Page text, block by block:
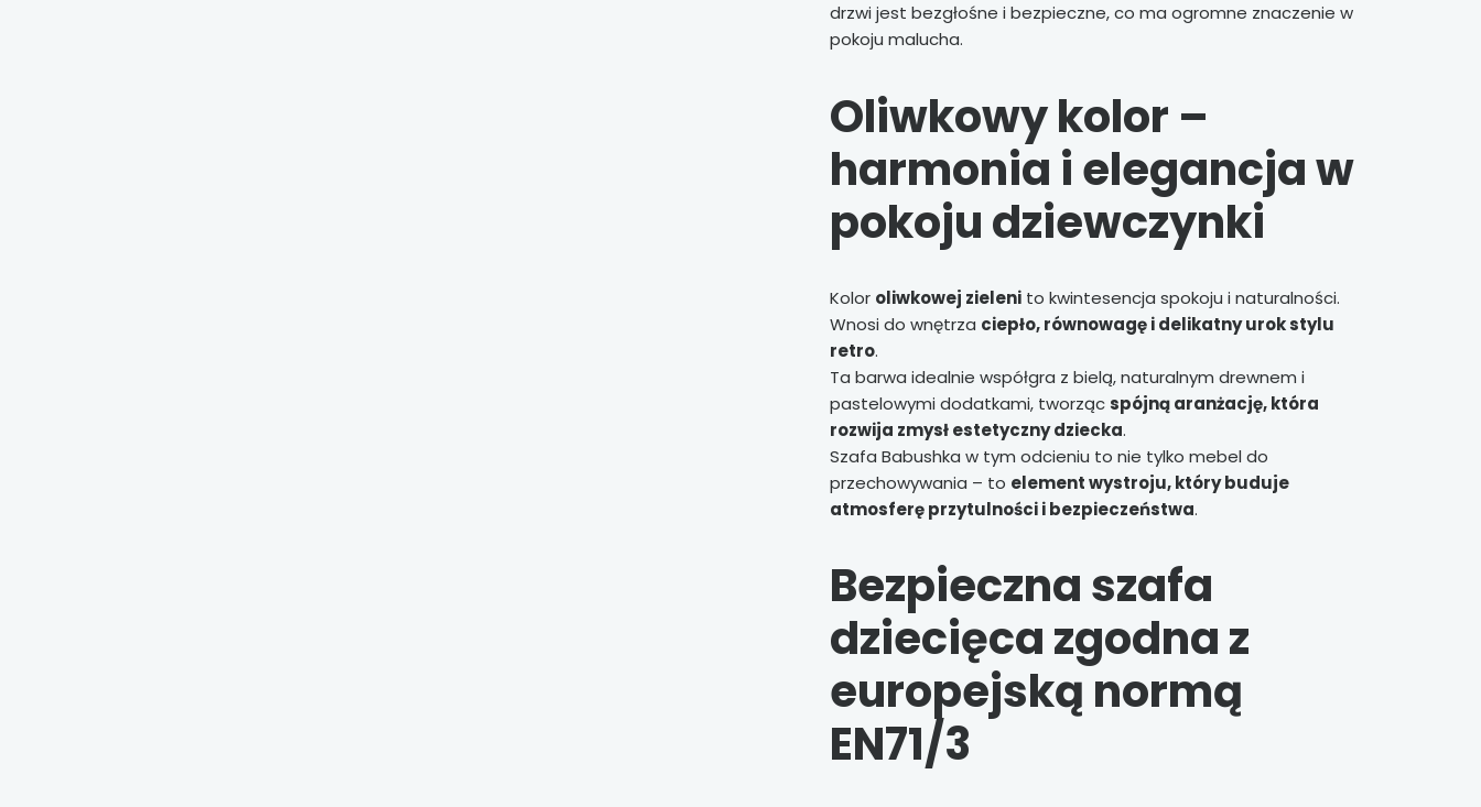
drzwi jest bezgłośne i bezpieczne, co ma ogromne znaczenie w
pokoju malucha.
Oliwkowy kolor –
harmonia i elegancja w
pokoju dziewczynki
Kolor oliwkowej zielenito kwintesencja spokoju i naturalności.
Wnosi do wnętrza ciepło, równowagę i delikatny urok stylu
retro.
Ta barwa idealnie współgra z bielą, naturalnym drewnem i
pastelowymi dodatkami, tworzącspójną aranżację, która
rozwija zmysł estetyczny dziecka.
Szafa Babushka w tym odcieniu to nie tylko mebel do
przechowywania – to element wystroju, który buduje
atmosferę przytulności i bezpieczeństwa.
Bezpieczna szafa
dziecięca zgodna z
europejską normą
EN71/3